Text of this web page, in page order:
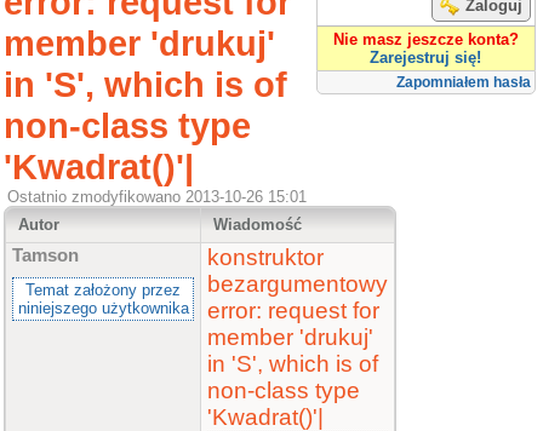
Zaloguj
Nie masz jeszcze konta?
Zarejestruj się!
Zapomniałem hasła
member 'drukuj'
in 'S', which is of
non-class type
'Kwadrat()'|
Ostatnio zmodyfikowano 2013-10-26 15:01
Autor
Wiadomość
Tamson
Temat założony przez
niniejszego użytkownika
konstruktor
bezargumentowy
error: request for
member 'drukuj'
in 'S', which is of
non-class type
'Kwadrat()'|